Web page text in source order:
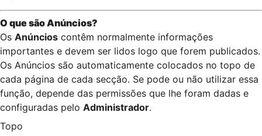
O que são Anúncios?
Os Anúncios contêm normalmente informações
importantes e devem ser lidos logo que forem publicados.
Os Anúncios são automaticamente colocados no topo de
cada página de cada secção. Se pode ou não utilizar essa
função, depende das permissões que lhe foram dadas e
configuradas pelo Administrador.
Topo